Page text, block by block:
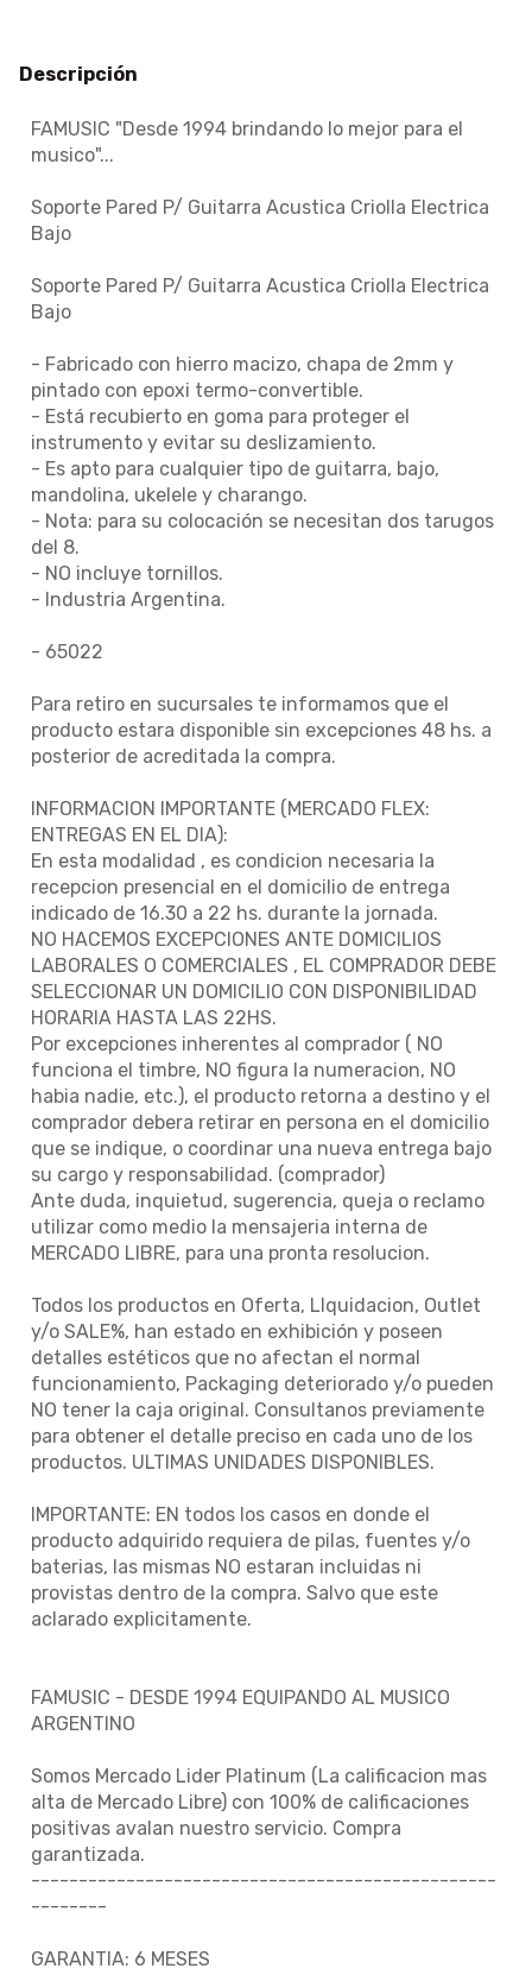
Descripción
FAMUSIC "Desde 1994 brindando lo mejor para el
musico"...
Soporte Pared P/ Guitarra Acustica Criolla Electrica
Bajo
Soporte Pared P/ Guitarra Acustica Criolla Electrica
Bajo
- Fabricado con hierro macizo, chapa de 2mm y
pintado con epoxi termo-convertible.
- Está recubierto en goma para proteger el
instrumento y evitar su deslizamiento.
- Es apto para cualquier tipo de guitarra, bajo,
mandolina, ukelele y charango.
- Nota: para su colocación se necesitan dos tarugos
del 8.
- NO incluye tornillos.
- Industria Argentina.
- 65022
Para retiro en sucursales te informamos que el
producto estara disponible sin excepciones 48 hs. a
posterior de acreditada la compra.
INFORMACION IMPORTANTE (MERCADO FLEX:
ENTREGAS EN EL DIA):
En esta modalidad , es condicion necesaria la
recepcion presencial en el domicilio de entrega
indicado de 16.30 a 22 hs. durante la jornada.
NO HACEMOS EXCEPCIONES ANTE DOMICILIOS
LABORALES O COMERCIALES , EL COMPRADOR DEBE
SELECCIONAR UN DOMICILIO CON DISPONIBILIDAD
HORARIA HASTA LAS 22HS.
Por excepciones inherentes al comprador ( NO
funciona el timbre, NO figura la numeracion, NO
habia nadie, etc.), el producto retorna a destino y el
comprador debera retirar en persona en el domicilio
que se indique, o coordinar una nueva entrega bajo
su cargo y responsabilidad. (comprador)
Ante duda, inquietud, sugerencia, queja o reclamo
utilizar como medio la mensajeria interna de
MERCADO LIBRE, para una pronta resolucion.
Todos los productos en Oferta, LIquidacion, Outlet
y/o SALE%, han estado en exhibición y poseen
detalles estéticos que no afectan el normal
funcionamiento, Packaging deteriorado y/o pueden
NO tener la caja original. Consultanos previamente
para obtener el detalle preciso en cada uno de los
productos. ULTIMAS UNIDADES DISPONIBLES.
IMPORTANTE: EN todos los casos en donde el
producto adquirido requiera de pilas, fuentes y/o
baterias, las mismas NO estaran incluidas ni
provistas dentro de la compra. Salvo que este
aclarado explicitamente.
FAMUSIC - DESDE 1994 EQUIPANDO AL MUSICO
ARGENTINO
Somos Mercado Lider Platinum (La calificacion mas
alta de Mercado Libre) con 100% de calificaciones
positivas avalan nuestro servicio. Compra
garantizada.
-------------------------------------------------
--------
GARANTIA: 6 MESES